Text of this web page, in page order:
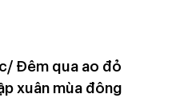
Đêm qua ao đỏ
xuân mùa đông